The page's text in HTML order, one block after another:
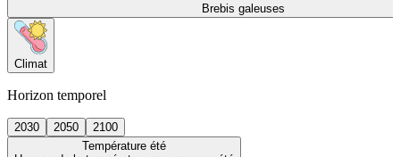
Brebis galeuses
Climat
Horizon temporel
2030 2050
2100
Température été